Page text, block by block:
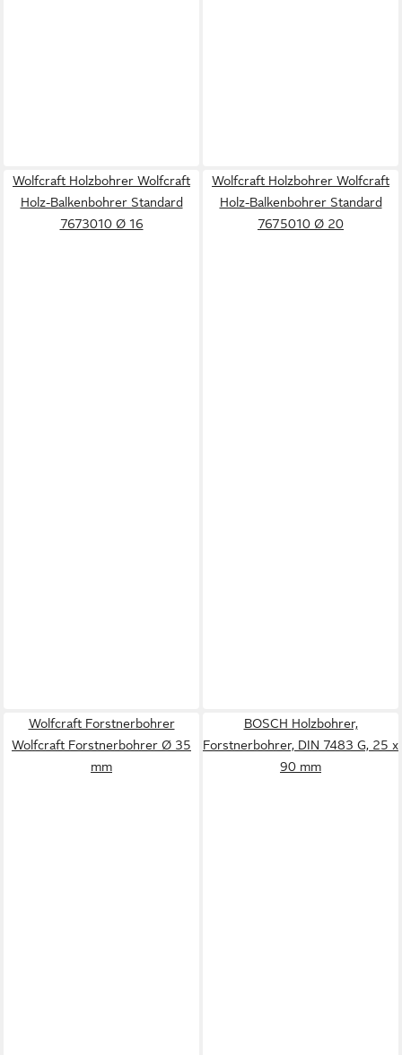
Wolfcraft Holzbohrer Wolfcraft
Holz-Balkenbohrer Standard
7673010 Ø 16
Wolfcraft Holzbohrer Wolfcraft
Holz-Balkenbohrer Standard
7675010 Ø 20
Wolfcraft Forstnerbohrer
Wolfcraft Forstnerbohrer Ø 35
mm
BOSCH Holzbohrer,
Forstnerbohrer, DIN 7483 G, 25 x
90 mm